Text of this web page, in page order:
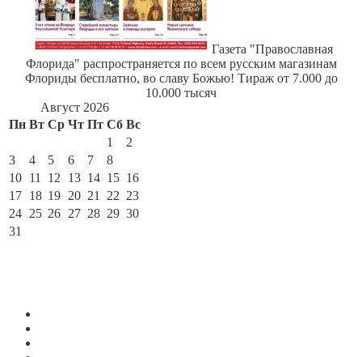
Газета "Православная
Флорида" распространяется по всем русским магазинам
Флориды бесплатно, во славу Божью! Тираж от 7.000 до
10.000 тысяч
Август 2026
Пн Вт Ср Чт Пт Сб Вс
1
2
3
4 5 6 7 8
10 11 12 13 14 15 16
17 18 19 20 21 22 23
24 25 26 27 28 29 30
31